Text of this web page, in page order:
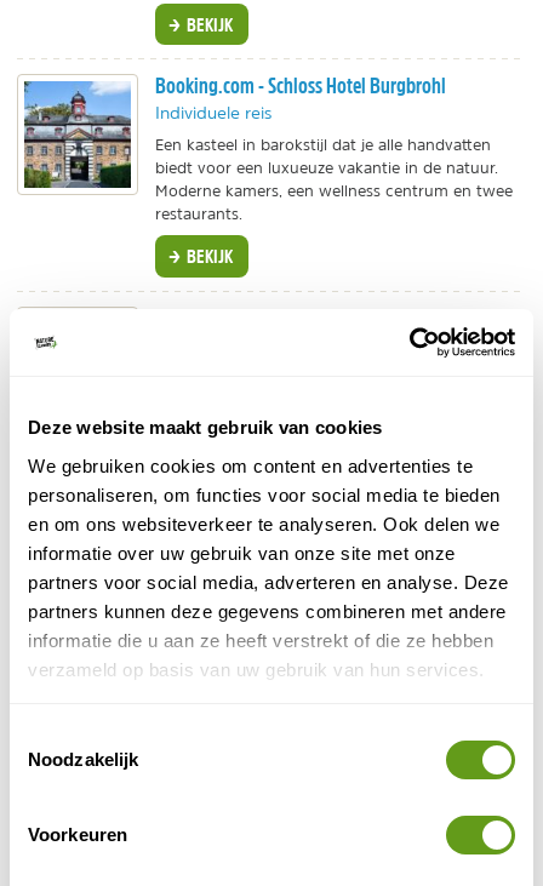
Deze website maakt gebruik van cookies
We gebruiken cookies om content en advertenties te
personaliseren, om functies voor social media te bieden
en om ons websiteverkeer te analyseren. Ook delen we
informatie over uw gebruik van onze site met onze
partners voor social media, adverteren en analyse. Deze
partners kunnen deze gegevens combineren met andere
informatie die u aan ze heeft verstrekt of die ze hebben
verzameld op basis van uw gebruik van hun services.
Noodzakelijk
Voorkeuren
BEKIJK
Booking.com - Schloss Hotel Burgbrohl
Individuele reis
Een kasteel in barokstijl dat je alle handvatten
biedt voor een luxueuze vakantie in de natuur.
Moderne kamers, een wellness centrum en twee
restaurants.
BEKIJK
Het hotel heeft een restaurant, crêperie en
Je kijkt uit over een pittoreske vallei.
Voordeeluitjes - Burg Heimerzheim
De aankomst in deze burcht is al spectaculair, via
geniet dan op de binnenplaats van een heerlijk